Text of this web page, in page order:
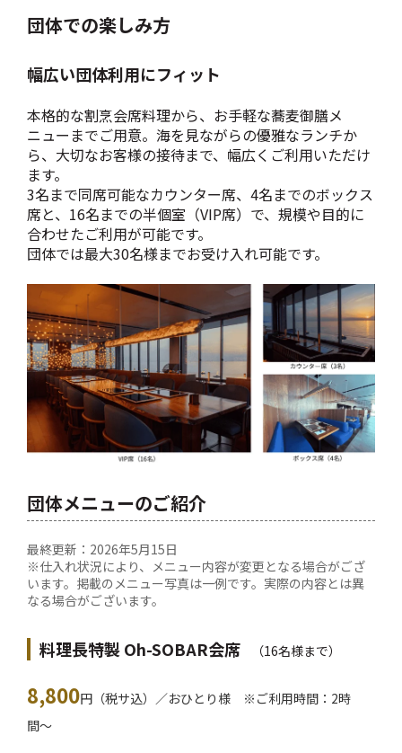
団体での楽しみ方
幅広い団体利用にフィット
本格的な割烹会席料理から、お手軽な蕎麦御膳メ
ニューまでご用意。海を見ながらの優雅なランチか
ら、大切なお客様の接待まで、幅広くご利用いただけ
ます。
3名まで同席可能なカウンター席、4名までのボックス
席と、16名までの半個室（VIP席）で、規模や目的に
合わせたご利用が可能です。
団体では最大30名様までお受け入れ可能です。
団体メニューのご紹介
最終更新：2026年5月15日
※仕入れ状況により、メニュー内容が変更となる場合がござ
います。掲載のメニュー写真は一例です。実際の内容とは異
なる場合がございます。
料理長特製 Oh-SOBAR会席 （16名様まで）
8,800円（税サ込）／おひとり様 ※ご利用時間：2時
間〜